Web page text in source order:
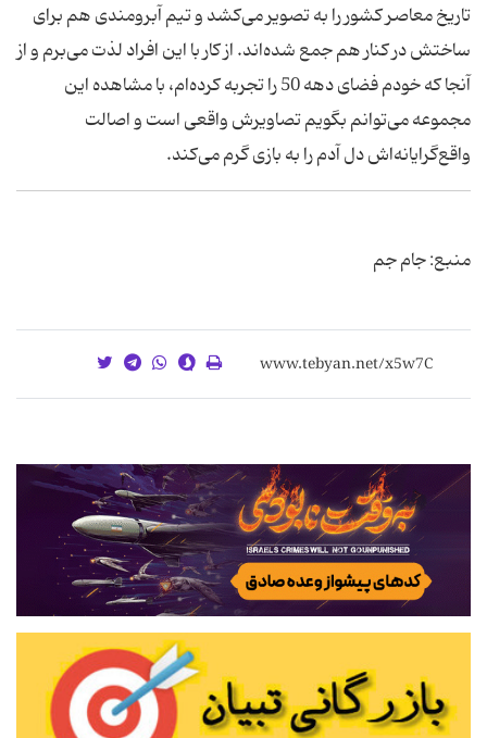
تاریخ معاصر کشور را به تصویر می‌کشد و تیم آبرومندی هم برای
ساختش در کنار هم جمع شده‌اند. از کار با این افراد لذت می‌برم و از
آنجا که خودم فضای دهه 50 را تجربه کرده‌ام، با مشاهده این
مجموعه می‌توانم بگویم تصاویرش واقعی است و اصالت
واقع‌گرایانه‌اش دل آدم را به بازی گرم می‌کند.
منبع: جام جم